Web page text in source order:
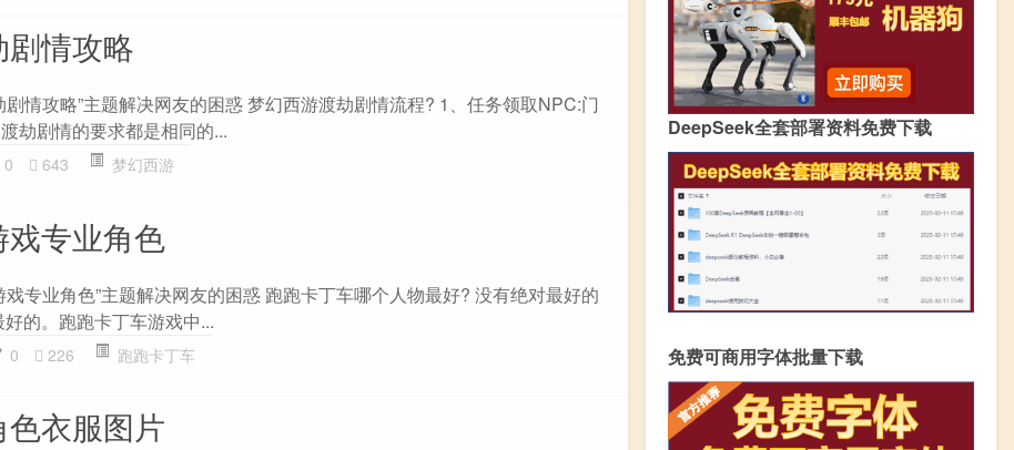
情攻略
剧情攻略”主题解决网友的困惑 梦幻西游渡劫剧情流程? 1、任务领取NPC:门
劫剧情的要求都是相同的...
0 643 梦幻西游
专业角色
戏专业角色”主题解决网友的困惑 跑跑卡丁车哪个人物最好? 没有绝对最好的
的。跑跑卡丁车游戏中...
0 226 跑跑卡丁车
衣服图片
DeepSeek全套部署资料免费下载
免费可商用字体批量下载